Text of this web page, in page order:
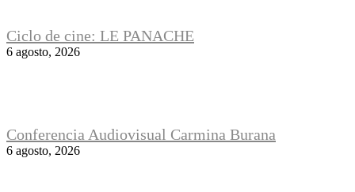
Ciclo de cine: LE PANACHE
6 agosto, 2026
Conferencia Audiovisual Carmina Burana
6 agosto, 2026